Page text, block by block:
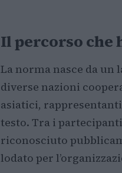
Il percorso che
La norma nasce da
diverse nazioni
asiatici,
testo. Tra i
riconosciuto
lodato per